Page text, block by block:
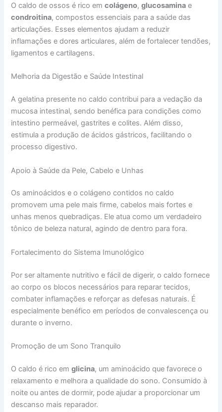
O caldo de ossos é rico emcolágeno,glucosamina e
condroitina, compostos essenciais para a saúde das
articulações. Esses elementos ajudam a reduzir
inflamações e dores articulares, além de fortalecer tendões,
ligamentos e cartilagens.
Melhoria da Digestão e Saúde Intestinal
A gelatina presente no caldo contribui para a vedação da
mucosa intestinal, sendo benéfica para condições como
intestino permeável, gastrites e colites. Além disso,
estimula a produção de ácidos gástricos, facilitando o
processo digestivo.
Apoio à Saúde da Pele, Cabelo e Unhas
Os aminoácidos e o colágeno contidos no caldo
promovem uma pele mais firme, cabelos mais fortes e
unhas menos quebradiças. Ele atua como um verdadeiro
tônico de beleza natural, agindo de dentro para fora.
Fortalecimento do Sistema Imunológico
Por ser altamente nutritivo e fácil de digerir, o caldo fornece
ao corpo os blocos necessários para reparar tecidos,
combater inflamações e reforçar as defesas naturais. É
especialmente benéfico em períodos de convalescença ou
durante o inverno.
Promoção de um Sono Tranquilo
O caldo é rico emglicina, um aminoácido que favorece o
relaxamento e melhora a qualidade do sono. Consumido à
noite ou antes de dormir, pode ajudar a proporcionar um
descanso mais reparador.